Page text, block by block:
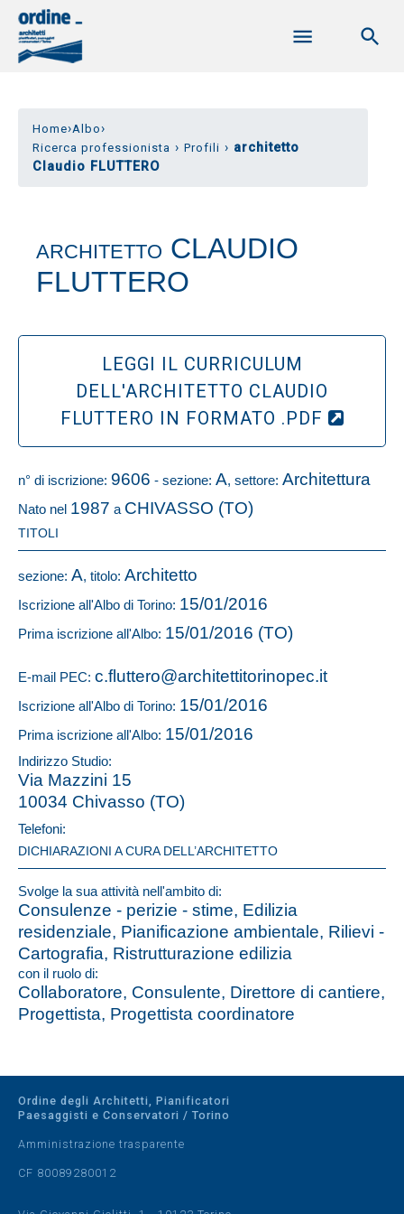
Home›Albo›
Ricerca professionista › Profili › architetto
Claudio FLUTTERO
ARCHITETTO CLAUDIO
FLUTTERO
LEGGI IL CURRICULUM
DELL'ARCHITETTO CLAUDIO
FLUTTERO IN FORMATO .PDF
n° di iscrizione: 9606 - sezione: A, settore: Architettura
Nato nel 1987 a CHIVASSO (TO)
TITOLI
sezione: A, titolo: Architetto
Iscrizione all'Albo di Torino: 15/01/2016
Prima iscrizione all'Albo: 15/01/2016 (TO)
E-mail PEC: c.fluttero@architettitorinopec.it
Iscrizione all'Albo di Torino: 15/01/2016
Prima iscrizione all'Albo: 15/01/2016
Indirizzo Studio:
Via Mazzini 15
10034 Chivasso (TO)
Telefoni:
DICHIARAZIONI A CURA DELL’ARCHITETTO
Svolge la sua attività nell'ambito di:
Consulenze - perizie - stime, Edilizia
residenziale, Pianificazione ambientale, Rilievi -
Cartografia, Ristrutturazione edilizia
con il ruolo di:
Collaboratore, Consulente, Direttore di cantiere,
Progettista, Progettista coordinatore
Ordine degli Architetti, Pianificatori
Paesaggisti e Conservatori / Torino
Amministrazione trasparente
CF 80089280012